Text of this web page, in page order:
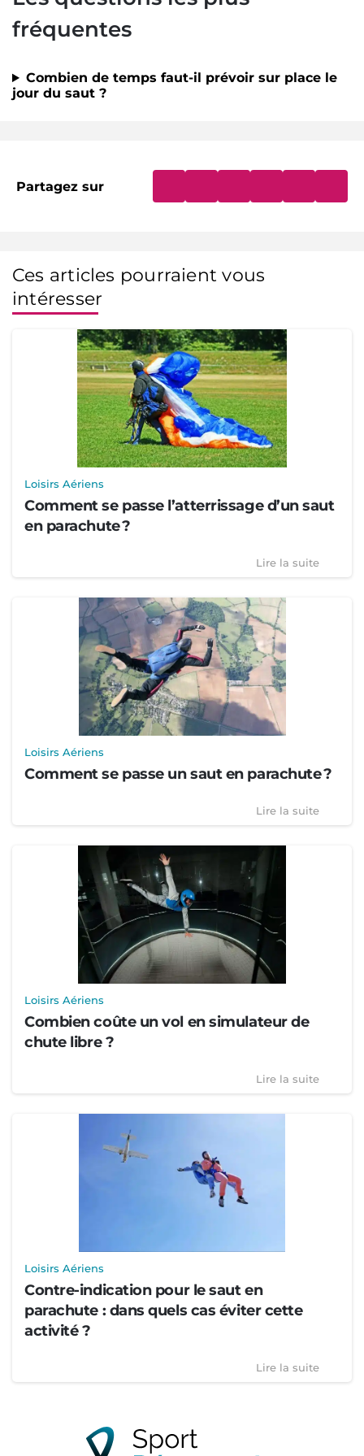
fréquentes
Combien de temps faut-il prévoir sur place le
jour du saut ?
Partagez sur
Ces articles pourraient vous
intéresser
Loisirs Aériens
Comment se passe l’atterrissage d’un saut
en parachute ?
Lire la suite
Loisirs Aériens
Comment se passe un saut en parachute ?
Lire la suite
Loisirs Aériens
Combien coûte un vol en simulateur de
chute libre ?
Lire la suite
Loisirs Aériens
Contre-indication pour le saut en
parachute : dans quels cas éviter cette
activité ?
Lire la suite